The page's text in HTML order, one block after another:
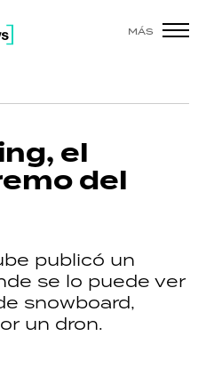
MÁS
el
del
publicó un
se lo puede ver
snowboard,
un dron.